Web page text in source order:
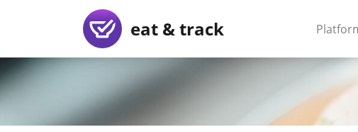
eat & track